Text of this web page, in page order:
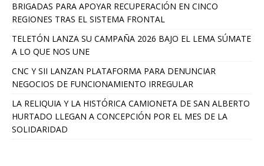
BRIGADAS PARA APOYAR RECUPERACIÓN EN CINCO
REGIONES TRAS EL SISTEMA FRONTAL
TELETÓN LANZA SU CAMPAÑA 2026 BAJO EL LEMA SÚMATE
A LO QUE NOS UNE
CNC Y SII LANZAN PLATAFORMA PARA DENUNCIAR
NEGOCIOS DE FUNCIONAMIENTO IRREGULAR
LA RELIQUIA Y LA HISTÓRICA CAMIONETA DE SAN ALBERTO
HURTADO LLEGAN A CONCEPCIÓN POR EL MES DE LA
SOLIDARIDAD